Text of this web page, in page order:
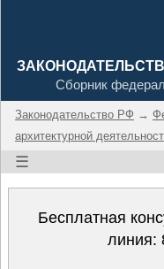
Сборник
Законодательство РФ →
архитектурной
☰
Бесплатная
линия: